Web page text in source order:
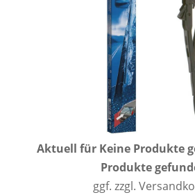
Aktuell für Keine Produkte
Produkte
ggf. zzgl.